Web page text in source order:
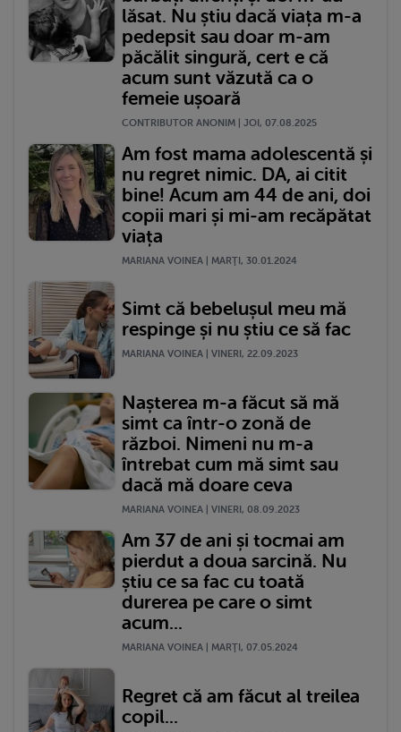
lăsat. Nu știu dacă viața m-a
pedepsit sau doar m-am
păcălit singură, cert e că
acum sunt văzută ca o
femeie ușoară
CONTRIBUTOR ANONIM | JOI, 07.08.2025
Am fost mama adolescentă și
nu regret nimic. DA, ai citit
bine! Acum am 44 de ani, doi
copii mari și mi-am recăpătat
viața
MARIANA VOINEA | MARŢI, 30.01.2024
Simt că bebelușul meu mă
respinge și nu știu ce să fac
MARIANA VOINEA | VINERI, 22.09.2023
Nașterea m-a făcut să mă
simt ca într-o zonă de
război. Nimeni nu m-a
întrebat cum mă simt sau
dacă mă doare ceva
MARIANA VOINEA | VINERI, 08.09.2023
Am 37 de ani și tocmai am
pierdut a doua sarcină. Nu
știu ce sa fac cu toată
durerea pe care o simt
acum...
MARIANA VOINEA | MARŢI, 07.05.2024
Regret că am făcut al treilea
copil...